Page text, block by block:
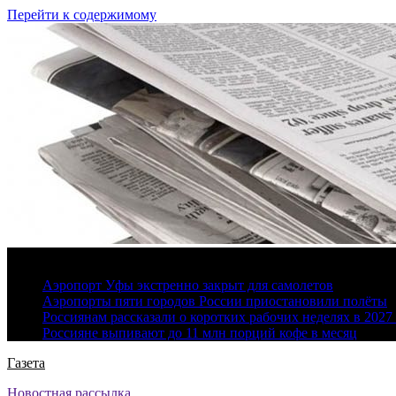
Перейти к содержимому
Аэропорт Уфы экстренно закрыт для самолетов
Аэропорты пяти городов России приостановили полёты
Россиянам рассказали о коротких рабочих неделях в 2027
Россияне выпивают до 11 млн порций кофе в месяц
Газета
Новостная рассылка